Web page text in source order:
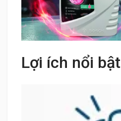
Lợi ích nổi bật